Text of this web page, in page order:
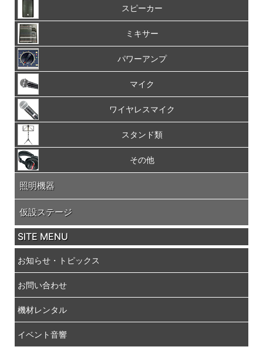
スピーカー
ミキサー
パワーアンプ
マイク
ワイヤレスマイク
スタンド類
その他
照明機器
仮設ステージ
SITE MENU
お知らせ・トピックス
お問い合わせ
機材レンタル
イベント音響